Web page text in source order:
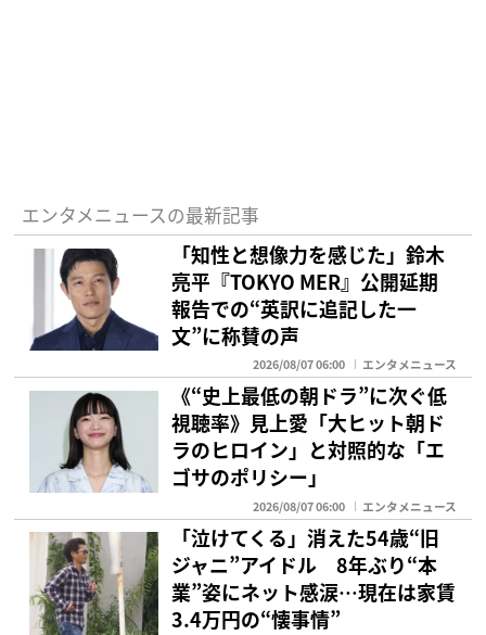
エンタメニュースの最新記事
「知性と想像力を感じた」鈴木
亮平『TOKYO MER』公開延期
報告での“英訳に追記した一
文”に称賛の声
2026/08/07 06:00 エンタメニュース
《“史上最低の朝ドラ”に次ぐ低
視聴率》見上愛「大ヒット朝ド
ラのヒロイン」と対照的な「エ
ゴサのポリシー」
2026/08/07 06:00 エンタメニュース
「泣けてくる」消えた54歳“旧
ジャニ”アイドル 8年ぶり“本
業”姿にネット感涙…現在は家賃
3.4万円の“懐事情”